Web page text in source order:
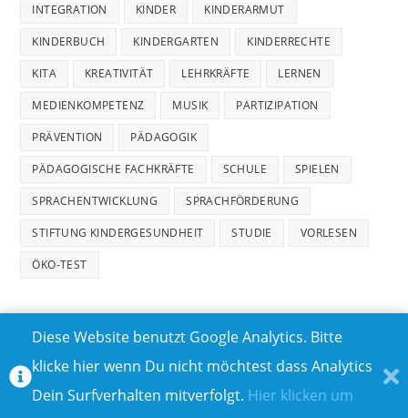
INTEGRATION KINDER KINDERARMUT
KINDERBUCH KINDERGARTEN KINDERRECHTE
KITA KREATIVITÄT LEHRKRÄFTE LERNEN
MEDIENKOMPETENZ MUSIK PARTIZIPATION
PRÄVENTION PÄDAGOGIK
PÄDAGOGISCHE FACHKRÄFTE SCHULE SPIELEN
SPRACHENTWICKLUNG SPRACHFÖRDERUNG
STIFTUNG KINDERGESUNDHEIT STUDIE VORLESEN
ÖKO-TEST
TEILNAHMEBEDINGUNGEN FÜR GEWINNSPIELE
IMPRESSUM
Diese Website benutzt Google Analytics. Bitte
klicke hier wenn Du nicht möchtest dass Analytics
Dein Surfverhalten mitverfolgt. Hier klicken um